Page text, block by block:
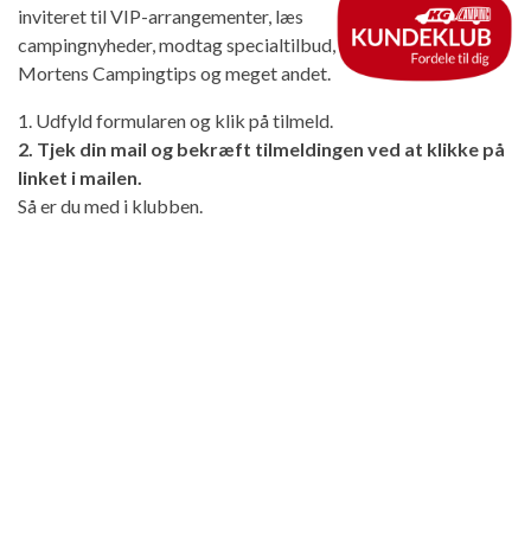
inviteret til VIP-arrangementer, læs
campingnyheder, modtag specialtilbud,
Mortens Campingtips og meget andet.
1. Udfyld formularen og klik på tilmeld.
2. Tjek din mail og bekræft tilmeldingen ved at klikke på
linket i mailen.
Så er du med i klubben.